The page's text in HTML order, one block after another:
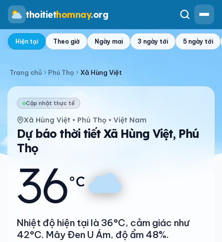
thoitiethomnay.org
Hiện tại Theo giờ Ngày mai 3 ngày tới 5 ngày tới
Trang chủ Phú Thọ Xã Hùng Việt
Cập nhật thực tế
Xã Hùng Việt • Phú Thọ • Việt Nam
Dự báo thời tiết Xã Hùng Việt, Phú
Thọ
36°C
Nhiệt độ hiện tại là 36°C, cảm giác như
42°C. Mây Đen U Ám, độ ẩm 48%.